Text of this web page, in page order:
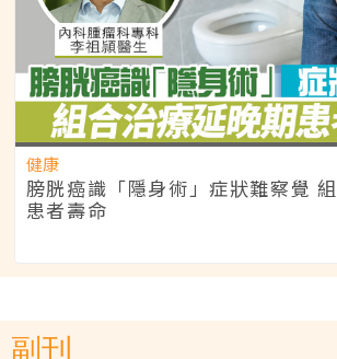
健康
膀胱癌識「隱身術」症狀難察覺
患者壽命
副刊